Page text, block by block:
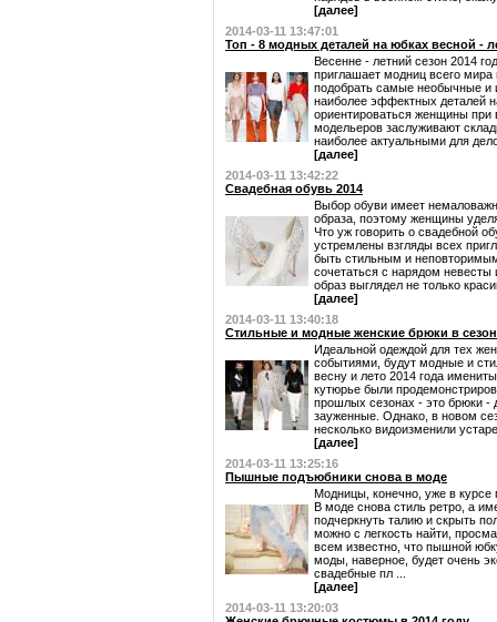
[далее]
2014-03-11 13:47:01
Топ - 8 модных деталей на юбках весной -
Весенне - летний сезон 2014
приглашает модниц всего
подобрать самые необычные и
наиболее эффектных деталей
ориентироваться женщины
модельеров заслуживают
наиболее актуальными для
[далее]
2014-03-11 13:42:22
Свадебная обувь 2014
Выбор обуви имеет
образа, поэтому женщины
Что уж говорить о свадебной
устремлены взгляды всех
быть стильным и
сочетаться с нарядом
образ выглядел не только
[далее]
2014-03-11 13:40:18
Стильные и модные женские брюки в
Идеальной одеждой для тех
событиями, будут модные и
весну и лето 2014 года
кутюрье были
прошлых сезонах - это брюки -
зауженные. Однако, в новом
несколько видоизменили
[далее]
2014-03-11 13:25:16
Пышные подъюбники снова в моде
Модницы, конечно, уже в курсе
В моде снова стиль ретро, а
подчеркнуть талию и скрыть
можно с легкость найти,
всем известно, что пышной
моды, наверное, будет очень
свадебные пл ...
[далее]
2014-03-11 13:20:03